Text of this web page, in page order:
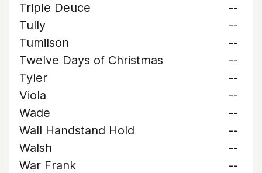
Triple Deuce
--
Tully
--
Tumilson
--
Twelve Days of Christmas
--
Tyler
--
Viola
--
Wade
--
Wall Handstand Hold
--
Walsh
--
War Frank
--